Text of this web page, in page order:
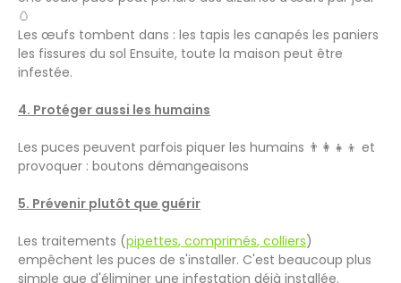
🥚
Les œufs tombent dans : les tapis les canapés les paniers
les fissures du sol Ensuite, toute la maison peut être
infestée.
4. Protéger aussi les humains
Les puces peuvent parfois piquer les humains 👨‍👩‍👧‍👦 et
provoquer : boutons démangeaisons
5. Prévenir plutôt que guérir
Les traitements (pipettes, comprimés, colliers)
empêchent les puces de s'installer. C'est beaucoup plus
simple que d'éliminer une infestation déjà installée.